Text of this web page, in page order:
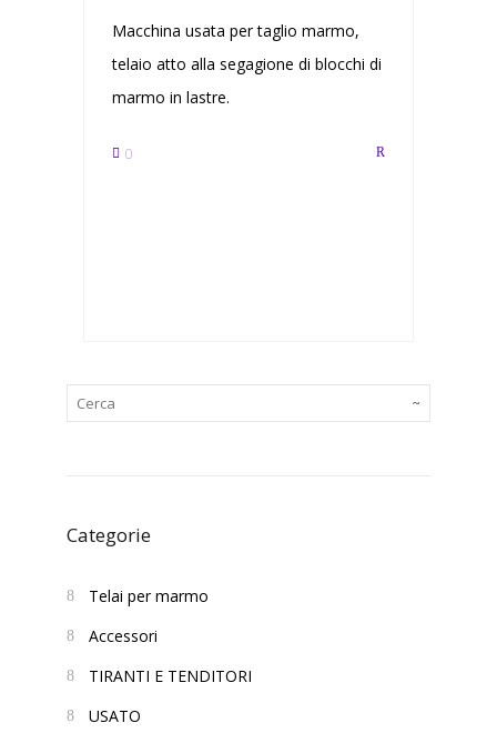
Macchina usata per taglio marmo,
telaio atto alla segagione di blocchi di
marmo in lastre.
0
Categorie
Telai per marmo
Accessori
TIRANTI E TENDITORI
USATO